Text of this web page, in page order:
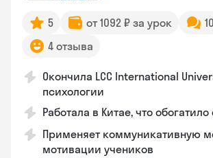
5 от 1092 ₽ за урок
4 отзыва
Окончила LCC International
психологии
Работала в Китае, что
Применяет коммуникативную
мотивации учеников